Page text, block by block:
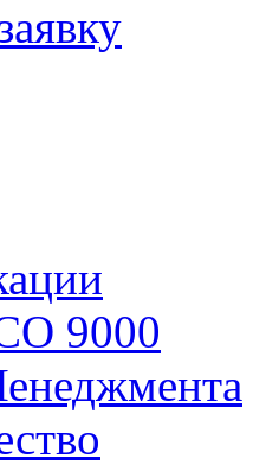
9000